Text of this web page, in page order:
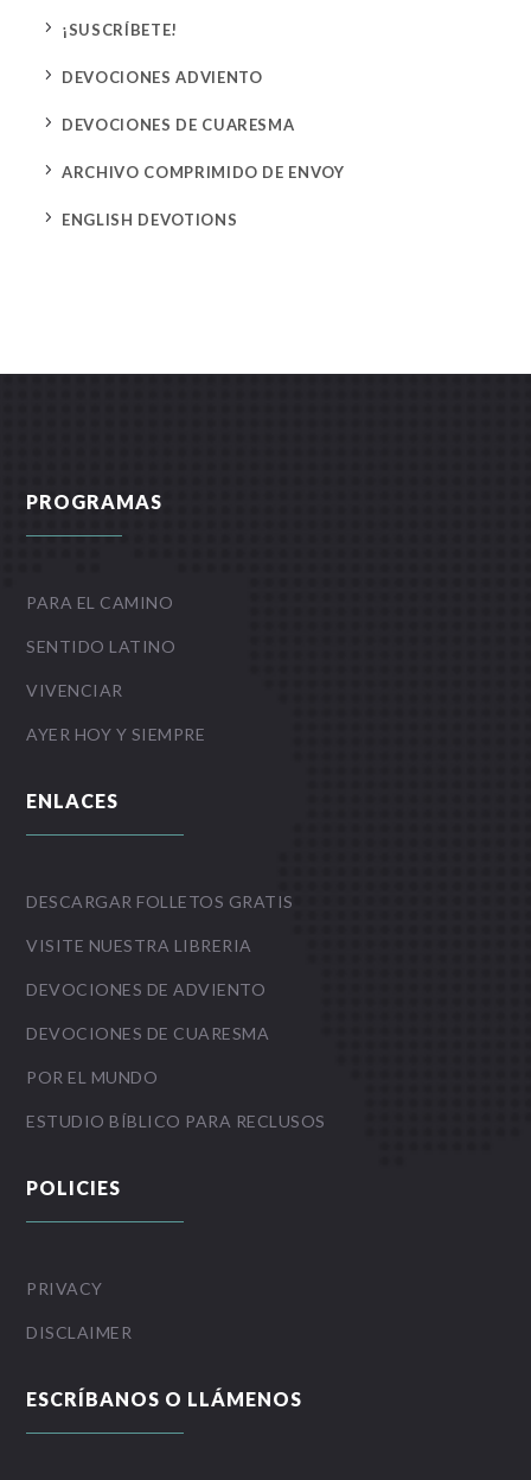
5 ¡SUSCRÍBETE!
5 DEVOCIONES ADVIENTO
5 DEVOCIONES DE CUARESMA
5 ARCHIVO COMPRIMIDO DE ENVOY
5 ENGLISH DEVOTIONS
PROGRAMAS
PARA EL CAMINO
SENTIDO LATINO
VIVENCIAR
AYER HOY Y SIEMPRE
ENLACES
DESCARGAR FOLLETOS GRATIS
VISITE NUESTRA LIBRERIA
DEVOCIONES DE ADVIENTO
DEVOCIONES DE CUARESMA
POR EL MUNDO
ESTUDIO BÍBLICO PARA RECLUSOS
POLICIES
PRIVACY
DISCLAIMER
ESCRÍBANOS O LLÁMENOS